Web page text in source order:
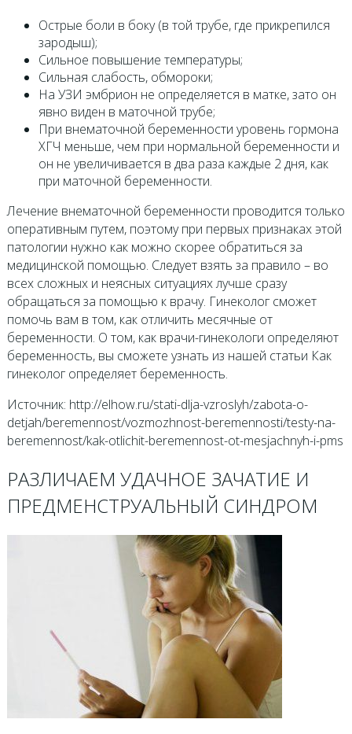
Острые боли в боку (в той трубе, где прикрепился
зародыш);
Сильное повышение температуры;
Сильная слабость, обмороки;
На УЗИ эмбрион не определяется в матке, зато он
явно виден в маточной трубе;
При внематочной беременности уровень гормона
ХГЧ меньше, чем при нормальной беременности и
он не увеличивается в два раза каждые 2 дня, как
при маточной беременности.
Лечение внематочной беременности проводится только
оперативным путем, поэтому при первых признаках этой
патологии нужно как можно скорее обратиться за
медицинской помощью. Следует взять за правило – во
всех сложных и неясных ситуациях лучше сразу
обращаться за помощью к врачу. Гинеколог сможет
помочь вам в том, как отличить месячные от
беременности. О том, как врачи-гинекологи определяют
беременность, вы сможете узнать из нашей статьи Как
гинеколог определяет беременность.
Источник: http://elhow.ru/stati-dlja-vzroslyh/zabota-o-
detjah/beremennost/vozmozhnost-beremennosti/testy-na-
beremennost/kak-otlichit-beremennost-ot-mesjachnyh-i-pms
РАЗЛИЧАЕМ УДАЧНОЕ ЗАЧАТИЕ И
ПРЕДМЕНСТРУАЛЬНЫЙ СИНДРОМ